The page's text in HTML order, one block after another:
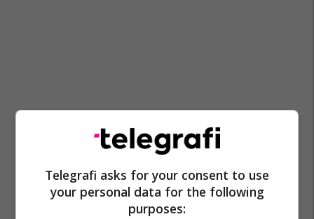
Telegrafi asks for your consent to use
your personal data for the following
purposes: